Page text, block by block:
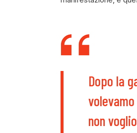
Dopo la
non